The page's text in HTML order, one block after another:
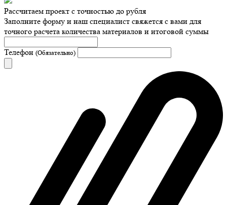
Рассчитаем проект с точностью до рубля
Заполните форму и наш специалист свяжется с вами для
точного расчета количества материалов и итоговой суммы
Телефон (Обязательно)